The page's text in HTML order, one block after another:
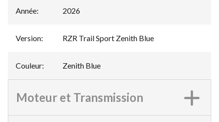
Année: 2026
Version: RZR Trail Sport Zenith Blue
Couleur: Zenith Blue
Moteur et Transmission